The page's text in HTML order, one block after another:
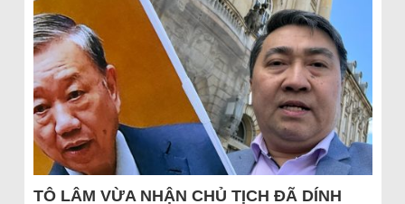
TÔ LÂM VỪA NHẬN CHỦ TỊCH ĐÃ DÍNH